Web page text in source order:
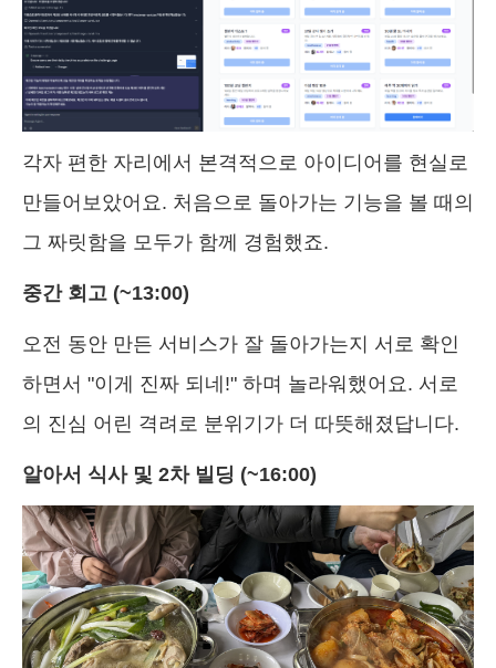
각자 편한 자리에서 본격적으로 아이디어를 현실로
만들어보았어요. 처음으로 돌아가는 기능을 볼 때의
그 짜릿함을 모두가 함께 경험했죠.
중간 회고 (~13:00)
오전 동안 만든 서비스가 잘 돌아가는지 서로 확인
하면서 "이게 진짜 되네!" 하며 놀라워했어요. 서로
의 진심 어린 격려로 분위기가 더 따뜻해졌답니다.
알아서 식사 및 2차 빌딩 (~16:00)